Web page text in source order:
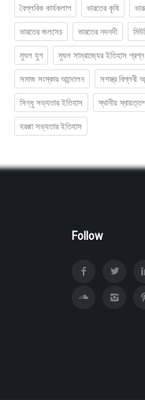
বৈপ্লবিক কার্যকলাপ
ভারতের কৃষি
ভারতের জলসেচ
ভারতের নদনদী
মুঘল যুগ
মুঘল সাম্রাজ্যের ইতিহাস প্রশ্ন
সমাজ সংস্কার আন্দোলন
সশস্ত্র বিপ্লবী
সিন্ধু সভ্যতার ইতিহাস
স্থানীয়
হরপ্পা সভ্যতার ইতিহাস
Follow